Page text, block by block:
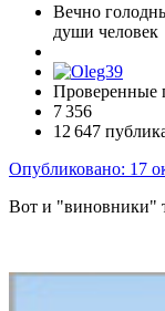
Вечно
души человек
Проверенные
7 356
12 647
Опубликовано: 17
Вот и "виновники"